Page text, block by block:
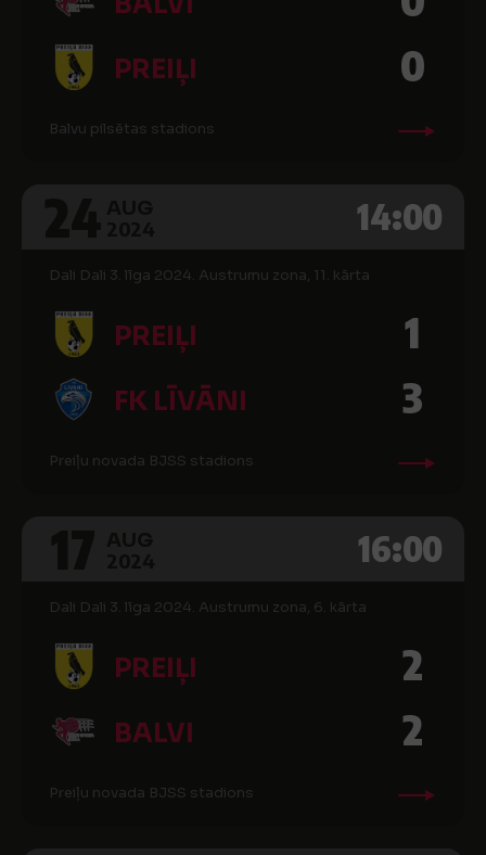
PREIĻI 0
Balvu pilsētas stadions
14:00
Dali Dali 3. līga 2024. Austrumu zona, 11. kārta
PREIĻI 1
FK LĪVĀNI 3
Preiļu novada BJSS stadions
16:00
Dali Dali 3. līga 2024. Austrumu zona, 6. kārta
PREIĻI 2
BALVI 2
Preiļu novada BJSS stadions